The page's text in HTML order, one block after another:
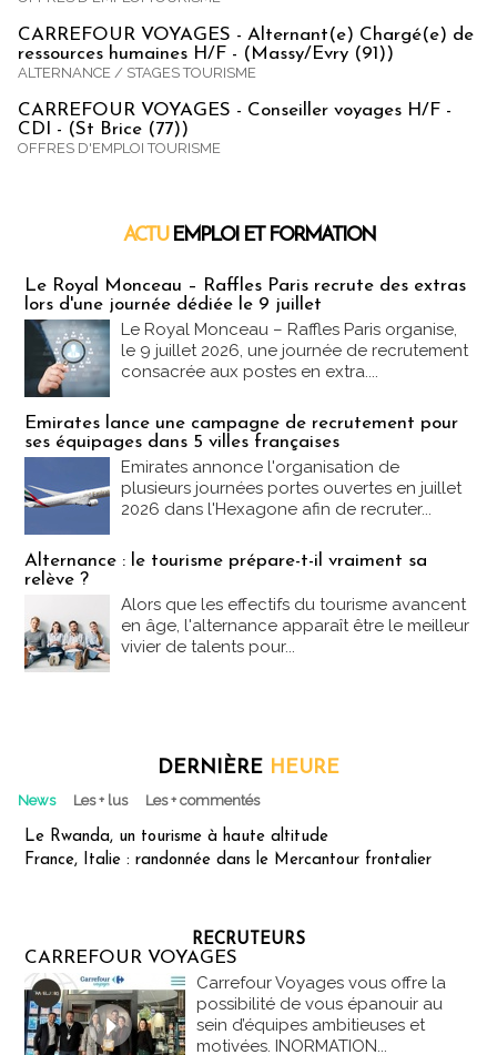
CARREFOUR VOYAGES - Alternant(e) Chargé(e) de
ressources humaines H/F - (Massy/Evry (91))
ALTERNANCE / STAGES TOURISME
CARREFOUR VOYAGES - Conseiller voyages H/F -
CDI - (St Brice (77))
OFFRES D'EMPLOI TOURISME
ACTU EMPLOI ET FORMATION
Le Royal Monceau – Raffles Paris recrute des extras
lors d'une journée dédiée le 9 juillet
Le Royal Monceau – Raffles Paris organise,
le 9 juillet 2026, une journée de recrutement
consacrée aux postes en extra....
Emirates lance une campagne de recrutement pour
ses équipages dans 5 villes françaises
Emirates annonce l'organisation de
plusieurs journées portes ouvertes en juillet
2026 dans l'Hexagone afin de recruter...
Alternance : le tourisme prépare-t-il vraiment sa
relève ?
Alors que les effectifs du tourisme avancent
en âge, l'alternance apparaît être le meilleur
vivier de talents pour...
DERNIÈRE HEURE
News Les + lus Les + commentés
Le Rwanda, un tourisme à haute altitude
France, Italie : randonnée dans le Mercantour frontalier
RECRUTEURS
CARREFOUR VOYAGES
Carrefour Voyages vous offre la
possibilité de vous épanouir au
sein d’équipes ambitieuses et
motivées. INORMATION...